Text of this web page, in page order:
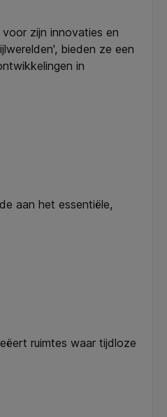
zijn innovaties en
bieden ze een
in
aan het essentiële,
ruimtes waar tijdloze